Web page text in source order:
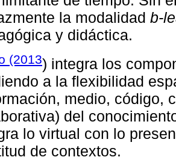
la modalidad b-
y didáctica.
(2013) integra los
a la flexibilidad
medio, código,
del
lo virtual con lo
de contextos.